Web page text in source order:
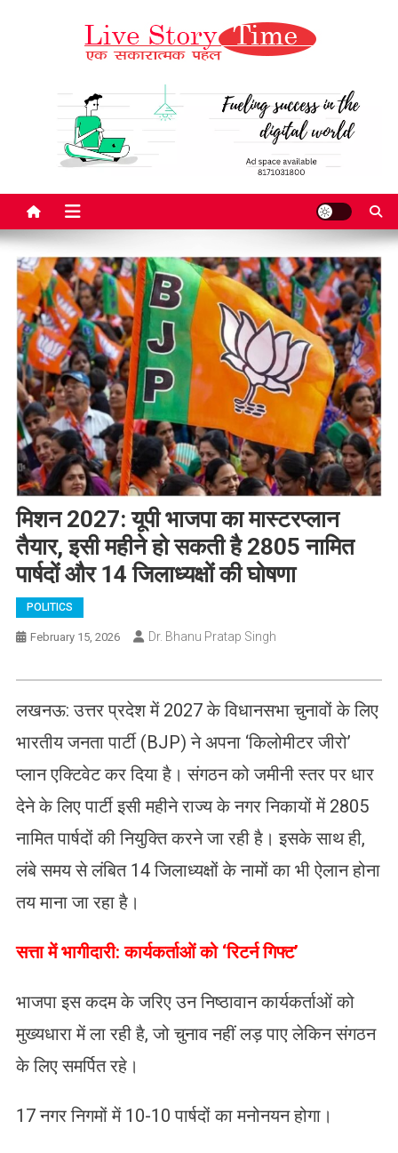
Live Story Time
मिशन 2027: यूपी भाजपा का मास्टरप्लान
तैयार, इसी महीने हो सकती है 2805 नामित
पार्षदों और 14 जिलाध्यक्षों की घोषणा
POLITICS
February 15, 2026 Dr. Bhanu Pratap Singh
​लखनऊ: उत्तर प्रदेश में 2027 के विधानसभा चुनावों के लिए
भारतीय जनता पार्टी (BJP) ने अपना ‘किलोमीटर जीरो’
प्लान एक्टिवेट कर दिया है। संगठन को जमीनी स्तर पर धार
देने के लिए पार्टी इसी महीने राज्य के नगर निकायों में 2805
नामित पार्षदों की नियुक्ति करने जा रही है। इसके साथ ही,
लंबे समय से लंबित 14 जिलाध्यक्षों के नामों का भी ऐलान होना
तय माना जा रहा है।
सत्ता में भागीदारी: कार्यकर्ताओं को ‘रिटर्न गिफ्ट’
भाजपा इस कदम के जरिए उन निष्ठावान कार्यकर्ताओं को
मुख्यधारा में ला रही है, जो चुनाव नहीं लड़ पाए लेकिन संगठन
के लिए समर्पित रहे।
17 नगर निगमों में 10-10 पार्षदों का मनोनयन होगा।